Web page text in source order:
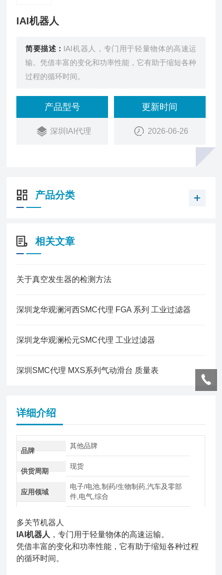
IAI机器人
简要描述： IAI机器人，专门用于轻量物体的高速运
输。凭借丰富的变化和功率性能，它有助于缩短各种
过程的循环时间。
产品型号
深圳IAI代理
更新时间
2026-06-26
产品分类
相关文章
关于真空发生器的检测方法
深圳龙华观澜河西SMC代理 FGA 系列 工业过滤器
深圳龙华观澜松元SMC代理 工业过滤器
深圳SMC代理 MXS系列气动滑台 质量表
详细介绍
品牌
其他品牌
供货周期
现货
应用领域
电子/电池,制药/生物制药,汽车及零部
件,电气,综合
多关节机器人
IAI机器人 ，专门用于轻量物体的高速运输。
凭借丰富的变化和功率性能，它有助于缩短各种过程
的循环时间。